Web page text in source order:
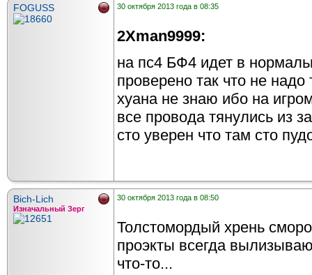
FOGUSS 30 октября 2013 года в 08:35
2Xman9999:
на пс4 БФ4 идет в
проверено так что не надо
хуана не знаю ибо на
все провода тянулись из
сто уверен что там сто
Bich-Lich
Изначальный Зерг
30 октября 2013 года в 08:50
Толстомордый хрень
проэкты всегда
что-то...